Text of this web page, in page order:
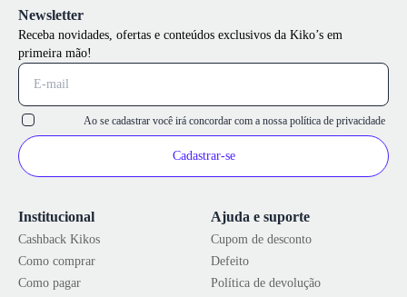
Institucional
Cashback Kikos
Como comprar
Como pagar
Ajuda e suporte
Cupom de desconto
Defeito
Política de devolução
Newsletter
Receba novidades, ofertas e conteúdos exclusivos da Kiko’s em
primeira mão!
Ao se cadastrar você irá concordar com a nossa política de privacidade
Cadastrar-se